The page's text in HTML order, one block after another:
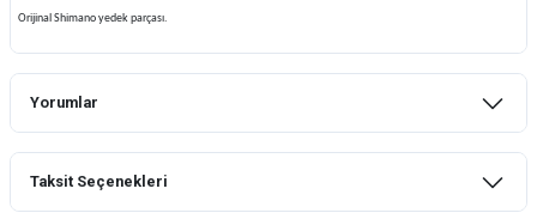
Orijinal Shimano yedek parçası.
Yorumlar
Taksit Seçenekleri